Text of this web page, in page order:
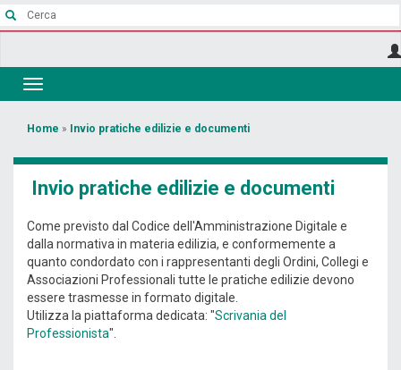
Salta
Toggle
navigation
Tu
sei
qui
Home » Invio pratiche edilizie e documenti
Invio pratiche edilizie e documenti
Come previsto dal Codice dell'Amministrazione Digitale e
dalla normativa in materia edilizia, e conformemente a
quanto condordato con i rappresentanti degli Ordini, Collegi e
Associazioni Professionali tutte le pratiche edilizie devono
essere trasmesse in formato digitale.
Utilizza la piattaforma dedicata: "Scrivania del
Professionista".